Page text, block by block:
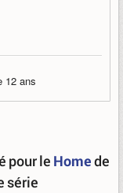
12 ans
pour le Homede
série